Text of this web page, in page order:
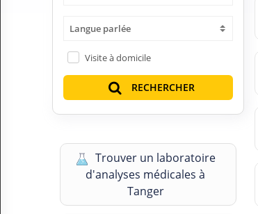
Professionnel de santé
Pharmacie
Questions médicales
Langue parlée
Visite à domicile
RECHERCHER
Trouver un laboratoire
d'analyses médicales à
Tanger